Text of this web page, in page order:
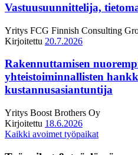
Vastuusuunnittelija,
Yritys FCG Finnish Consulting
Kirjoitettu 20.7.2026
Rakennuttamisen
yhteistoiminnallisten
kustannusasiantuntija
Yritys Boost Brothers Oy
Kirjoitettu 18.6.2026
Kaikki avoimet työpaikat